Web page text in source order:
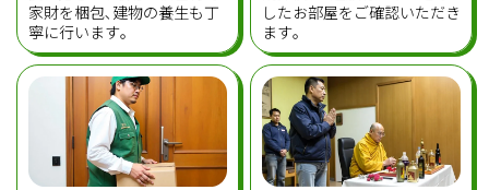
家財を梱包､建物の養生も丁
寧に行います｡
したお部屋をご確認いただき
ます｡